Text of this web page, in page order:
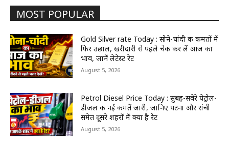
MOST POPULAR
Gold Silver rate Today : सोने-चांदी की कीमतों में
फिर उछाल, खरीदारी से पहले चेक कर लें आज का
भाव, जानें लेटेस्ट रेट
August 5, 2026
Petrol Diesel Price Today : सुबह-सवेरे पेट्रोल-
डीजल की नई कीमतें जारी, जानिए पटना और रांची
समेत दूसरे शहरों में क्या है रेट
August 5, 2026